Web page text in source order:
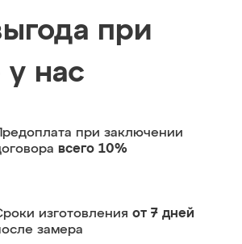
при
у нас
при заключении
всего 10%
изготовления от 7 дней
замера